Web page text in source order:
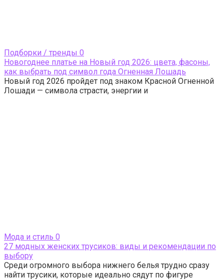
Подборки / тренды 0
Новогоднее платье на Новый год 2026: цвета, фасоны,
как выбрать под символ года Огненная Лошадь
Новый год 2026 пройдет под знаком Красной Огненной
Лошади — символа страсти, энергии и
Мода и стиль 0
27 модных женских трусиков: виды и рекомендации по
выбору
Среди огромного выбора нижнего белья трудно сразу
найти трусики, которые идеально сядут по фигуре